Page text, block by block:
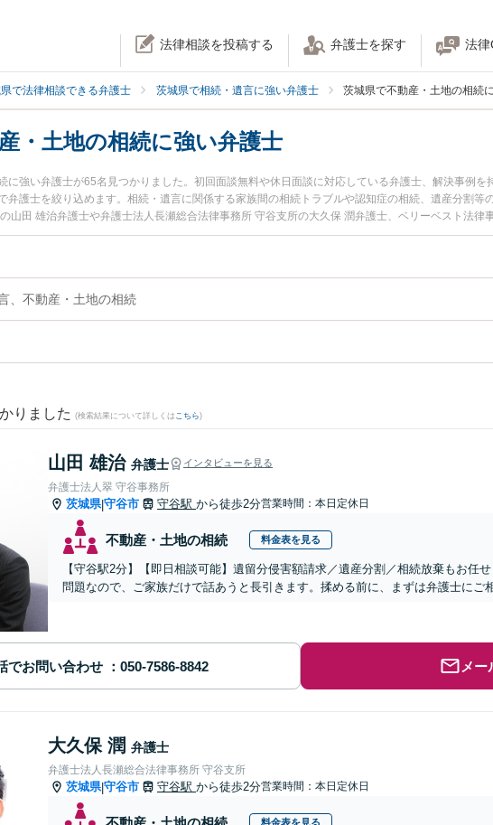
法律相談を投稿する 弁護士を探す 法律
で法律相談できる弁護士 茨城県で相続・遺言に強い弁護士 茨城県で不動産・土地の相続
・土地の相続に強い弁護士
に強い弁護士が65名見つかりました。初回面談無料や休日面談に対応している弁護士、解決事例
弁護士を絞り込めます。相続・遺言に関係する家族間の相続トラブルや認知症の相続、遺産分割等
山田 雄治弁護士や弁護士法人長瀬総合法律事務所 守谷支所の大久保 潤弁護士、ベリーベスト法律
どが注目されています。『茨城県で土日や夜間に発生した不動産・土地の相続のトラブルを今すぐ
の弁護士を検索したい』『初回相談無料で不動産・土地の相続を法律相談できる茨城県内の弁護士
、不動産・土地の相続
りました (検索結果について詳しくは こちら)
山田 雄治 弁護士 インタビューを見る
弁護士法人翠 守谷事務所
茨城県|守谷市 守谷駅 から徒歩2分営業時間：本日定休日
不動産・土地の相続 料金表を見る
【守谷駅2分】【即日相談可能】遺留分侵害額請求／遺産分割／相続放棄もお任
問題なので、ご家族だけで話あうと長引きます。揉める前に、まずは弁護士にご
でお問い合わせ メー
大久保 潤 弁護士
弁護士法人長瀬総合法律事務所 守谷支所
茨城県|守谷市 守谷駅 から徒歩2分営業時間：本日定休日
料金表を見る